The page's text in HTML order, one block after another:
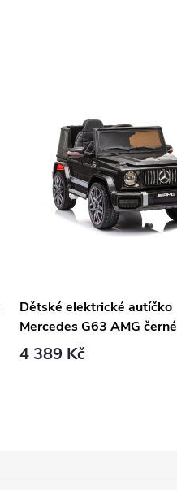
Dětské elektrické autíčko
Mercedes G63 AMG černé
4 389 Kč